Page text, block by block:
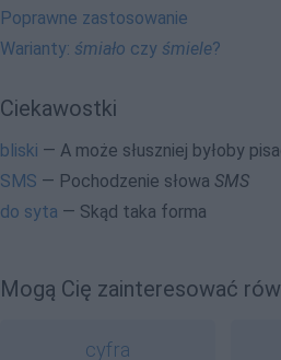
Poprawne zastosowanie
Warianty: śmiało czy śmiele?
Ciekawostki
bliski — A może słuszniej byłoby
SMS — Pochodzenie słowa SMS
do syta — Skąd taka forma
Mogą Cię zainteresować
cyfra